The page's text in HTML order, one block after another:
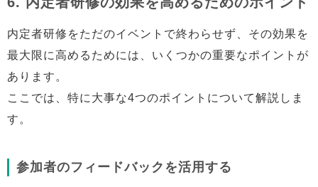
内定者研修をただのイベントで終わらせず、その効果を
最大限に高めるためには、いくつかの重要なポイントが
あります。
ここでは、特に大事な4つのポイントについて解説しま
す。
参加者のフィードバックを活用する